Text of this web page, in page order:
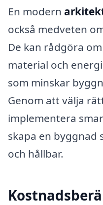
En modern
också medveten
De kan rådgöra
material och
som minskar
Genom att välja
implementera
skapa en byggnad
och hållbar.